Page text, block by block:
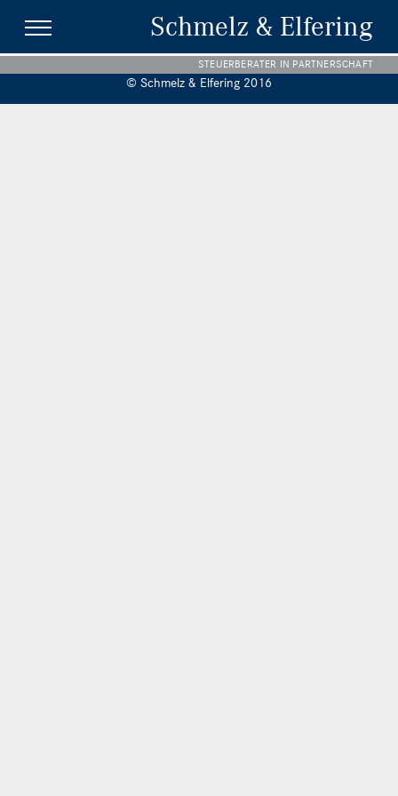
Schmelz & Elfering
STEUERBERATER IN PARTNERSCHAFT
© Schmelz & Elfering 2016